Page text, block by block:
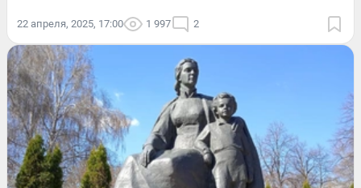
22 апреля, 2025, 17:00 1 997 2